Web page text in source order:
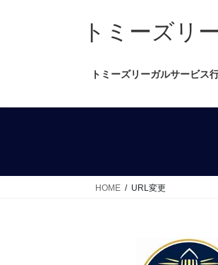
ス
ン
トミーズリ
トミーズリーガルサービス
HOME URL変更